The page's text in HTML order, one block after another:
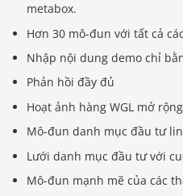
metabox.
Hơn 30 mô-đun với tất cả
Nhập nội dung demo chỉ
Phản hồi đầy đủ
Hoạt ảnh hàng WGL mở rộng
Mô-đun danh mục đầu tư
Lưới danh mục đầu tư với
Mô-đun mạnh mẽ của các